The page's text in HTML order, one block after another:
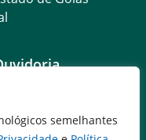
semelhantes